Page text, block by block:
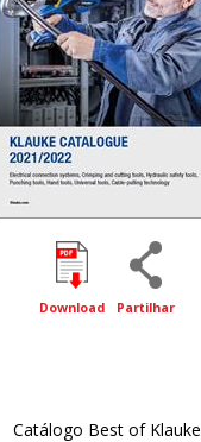
Download Partilhar
Catálogo Best of Klauke